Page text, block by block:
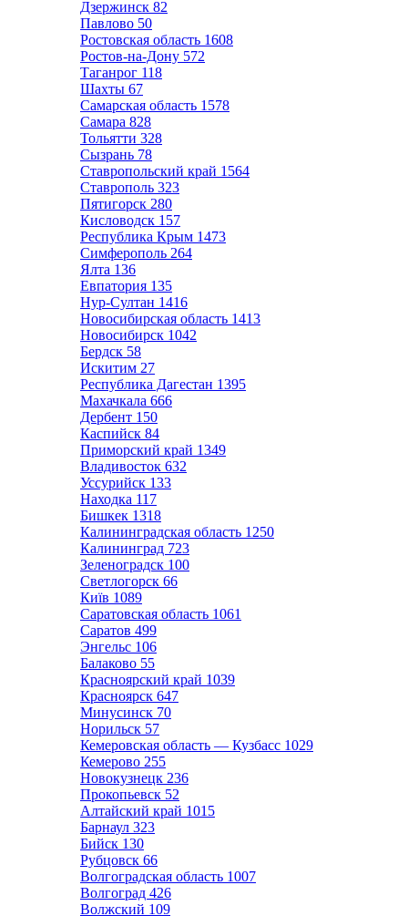
Дзержинск 82
Павлово 50
Ростовская область 1608
Ростов-на-Дону 572
Таганрог 118
Шахты 67
Самарская область 1578
Самара 828
Тольятти 328
Сызрань 78
Ставропольский край 1564
Ставрополь 323
Пятигорск 280
Кисловодск 157
Республика Крым 1473
Симферополь 264
Ялта 136
Евпатория 135
Нур-Султан 1416
Новосибирская область 1413
Новосибирск 1042
Бердск 58
Искитим 27
Республика Дагестан 1395
Махачкала 666
Дербент 150
Каспийск 84
Приморский край 1349
Владивосток 632
Уссурийск 133
Находка 117
Бишкек 1318
Калининградская область 1250
Калининград 723
Зеленоградск 100
Светлогорск 66
Київ 1089
Саратовская область 1061
Саратов 499
Энгельс 106
Балаково 55
Красноярский край 1039
Красноярск 647
Минусинск 70
Норильск 57
Кемеровская область — Кузбасс 1029
Кемерово 255
Новокузнецк 236
Прокопьевск 52
Алтайский край 1015
Барнаул 323
Бийск 130
Рубцовск 66
Волгоградская область 1007
Волгоград 426
Волжский 109